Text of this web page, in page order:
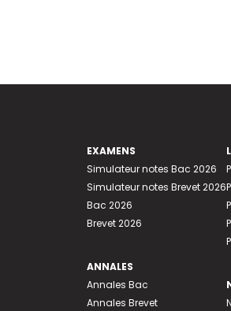
EXAMENS
Simulateur notes Bac 2026
Simulateur notes Brevet 2026
Bac 2026
Brevet 2026
ANNALES
Annales Bac
Annales Brevet